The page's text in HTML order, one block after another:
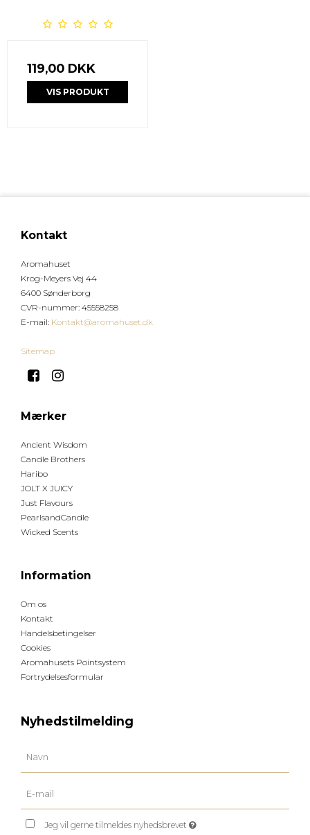
119,00 DKK
VIS PRODUKT
Kontakt
Aromahuset
Krog-Meyers Vej 44
6400 Sønderborg
CVR-nummer: 45558258
E-mail: Kontakt@aromahuset.dk
Sitemap
Mærker
Ancient Wisdom
Candle Brothers
Haribo
JOLT X JUICY
Just Flavours
PearlsandCandle
Wicked Scents
Information
Om os
Kontakt
Handelsbetingelser
Cookies
Aromahusets Pointsystem
Fortrydelsesformular
Nyhedstilmelding
Jeg vil gerne tilmeldes nyhedsbrevet